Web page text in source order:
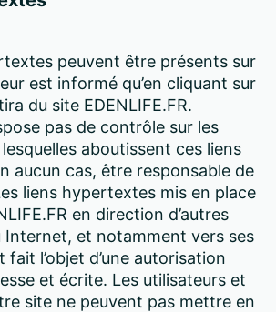
peuvent être présents sur
est informé qu’en cliquant sur
du site EDENLIFE.FR.
pas de contrôle sur les
aboutissent ces liens
aucun cas, être responsable de
liens hypertextes mis en place
en direction d’autres
Internet, et notamment vers ses
l’objet d’une autorisation
et écrite. Les utilisateurs et
site ne peuvent pas mettre en